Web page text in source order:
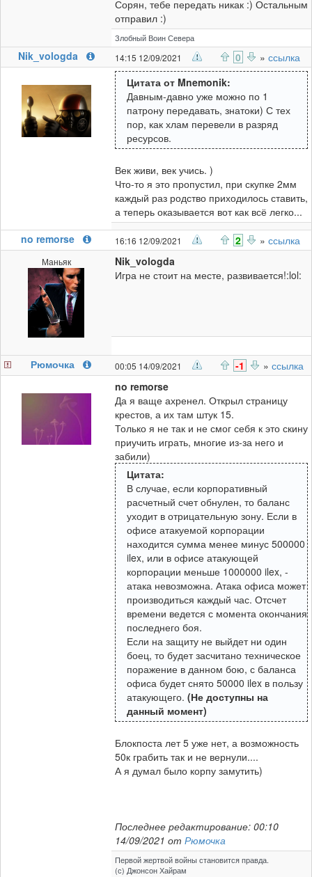
Сорян, тебе передать никак :) Остальным
отправил :)
Злобный Воин Севера
Nik_vologda 14:15 12/09/2021 0 » ссылка
Цитата от Mnemonik:
Давным-давно уже можно по 1
патрону передавать, знатоки) С тех
пор, как хлам перевели в разряд
ресурсов.
Век живи, век учись. )
Что-то я это пропустил, при скупке 2мм
каждый раз родство приходилось ставить,
а теперь оказывается вот как всё легко...
no remorse
16:16 12/09/2021 2 » ссылка
Маньяк
Nik_vologda
Игра не стоит на месте, развивается!:lol:
Рюмочка 00:05 14/09/2021 -1 » ссылка
no remorse
Да я ваще ахренел. Открыл страницу
крестов, а их там штук 15.
Только я не так и не смог себя к это скину
приучить играть, многие из-за него и
забили)
Цитата:
В случае, если корпоративный
расчетный счет обнулен, то баланс
уходит в отрицательную зону. Если в
офисе атакуемой корпорации
находится сумма менее минус 500000
ilex, или в офисе атакующей
корпорации меньше 1000000 ilex, -
атака невозможна. Атака офиса может
производиться каждый час. Отсчет
времени ведется с момента окончания
последнего боя.
Если на защиту не выйдет ни один
боец, то будет засчитано техническое
поражение в данном бою, с баланса
офиса будет снято 50000 ilex в пользу
атакующего. (Не доступны на
данный момент)
Блокпоста лет 5 уже нет, а возможность
50к грабить так и не вернули....
А я думал было корпу замутить)
Последнее редактирование: 00:10
14/09/2021 от Рюмочка
Первой жертвой войны становится правда.
(с) Джонсон Хайрам